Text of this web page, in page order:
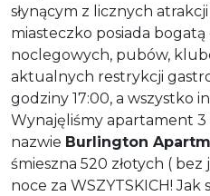
słynącym z licznych
miasteczko posiada
noclegowych, pubów,
aktualnych restrykcji
godziny 17:00, a wszystko
Wynajęliśmy apartament
nazwie Burlington
śmieszna 520 złotych (
noce za WSZYTSKICH!